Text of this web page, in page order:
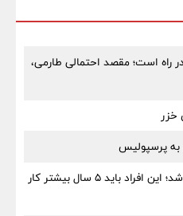
راه است؛ مقصد احتمالی طارمی،
خزر
پرسپولیس
شرط جدید بازنشستگی اجرایی شد؛ این افراد باید ۵ سال بیشتر کار